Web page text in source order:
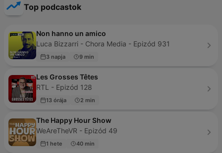
Top podcastok
Non hanno un amico
Luca Bizzarri - Chora Media - Epizód 931
3 napja 9 min
Les Grosses Têtes
RTL - Epizód 128
13 órája 2 min
The Happy Hour Show
WeAreTheVR - Epizód 49
1 hete 40 min